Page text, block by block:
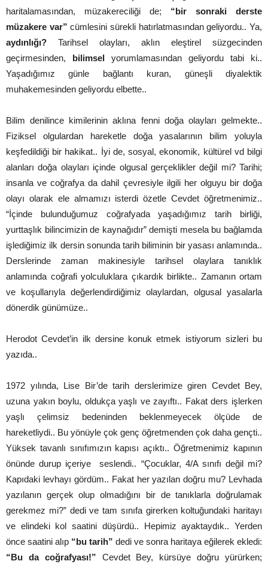
haritalamasından, müzakereciliği de; “bir sonraki derste
müzakere var” cümlesini sürekli hatırlatmasından geliyordu.. Ya,
aydınlığı? Tarihsel olayları, aklın eleştirel süzgecinden
geçirmesinden, bilimsel yorumlamasından geliyordu tabi ki..
Yaşadığımız günle bağlantı kuran, güneşli diyalektik
muhakemesinden geliyordu elbette..
Bilim denilince kimilerinin aklına fenni doğa olayları gelmekte..
Fiziksel olgulardan hareketle doğa yasalarının bilim yoluyla
keşfedildiği bir hakikat.. İyi de, sosyal, ekonomik, kültürel vd bilgi
alanları doğa olayları içinde olgusal gerçeklikler değil mi? Tarihi;
insanla ve coğrafya da dahil çevresiyle ilgili her olguyu bir doğa
olayı olarak ele almamızı isterdi özetle Cevdet öğretmenimiz..
“İçinde bulunduğumuz coğrafyada yaşadığımız tarih birliği,
yurttaşlık bilincimizin de kaynağıdır” demişti mesela bu bağlamda
işlediğimiz ilk dersin sonunda tarih biliminin bir yasası anlamında..
Derslerinde zaman makinesiyle tarihsel olaylara tanıklık
anlamında coğrafi yolculuklara çıkardık birlikte.. Zamanın ortam
ve koşullarıyla değerlendirdiğimiz olaylardan, olgusal yasalarla
dönerdik günümüze..
Herodot Cevdet’in ilk dersine konuk etmek istiyorum sizleri bu
yazıda..
1972 yılında, Lise Bir’de tarih derslerimize giren Cevdet Bey,
uzuna yakın boylu, oldukça yaşlı ve zayıftı.. Fakat ders işlerken
yaşlı çelimsiz bedeninden beklenmeyecek ölçüde de
hareketliydi.. Bu yönüyle çok genç öğretmenden çok daha gençti..
Yüksek tavanlı sınıfımızın kapısı açıktı.. Öğretmenimiz kapının
önünde durup içeriye seslendi.. “Çocuklar, 4/A sınıfı değil mi?
Kapıdaki levhayı gördüm.. Fakat her yazılan doğru mu? Levhada
yazılanın gerçek olup olmadığını bir de tanıklarla doğrulamak
gerekmez mi?” dedi ve tam sınıfa girerken koltuğundaki haritayı
ve elindeki kol saatini düşürdü.. Hepimiz ayaktaydık.. Yerden
önce saatini alıp “bu tarih” dedi ve sonra haritaya eğilerek ekledi:
“Bu da coğrafyası!” Cevdet Bey, kürsüye doğru yürürken;